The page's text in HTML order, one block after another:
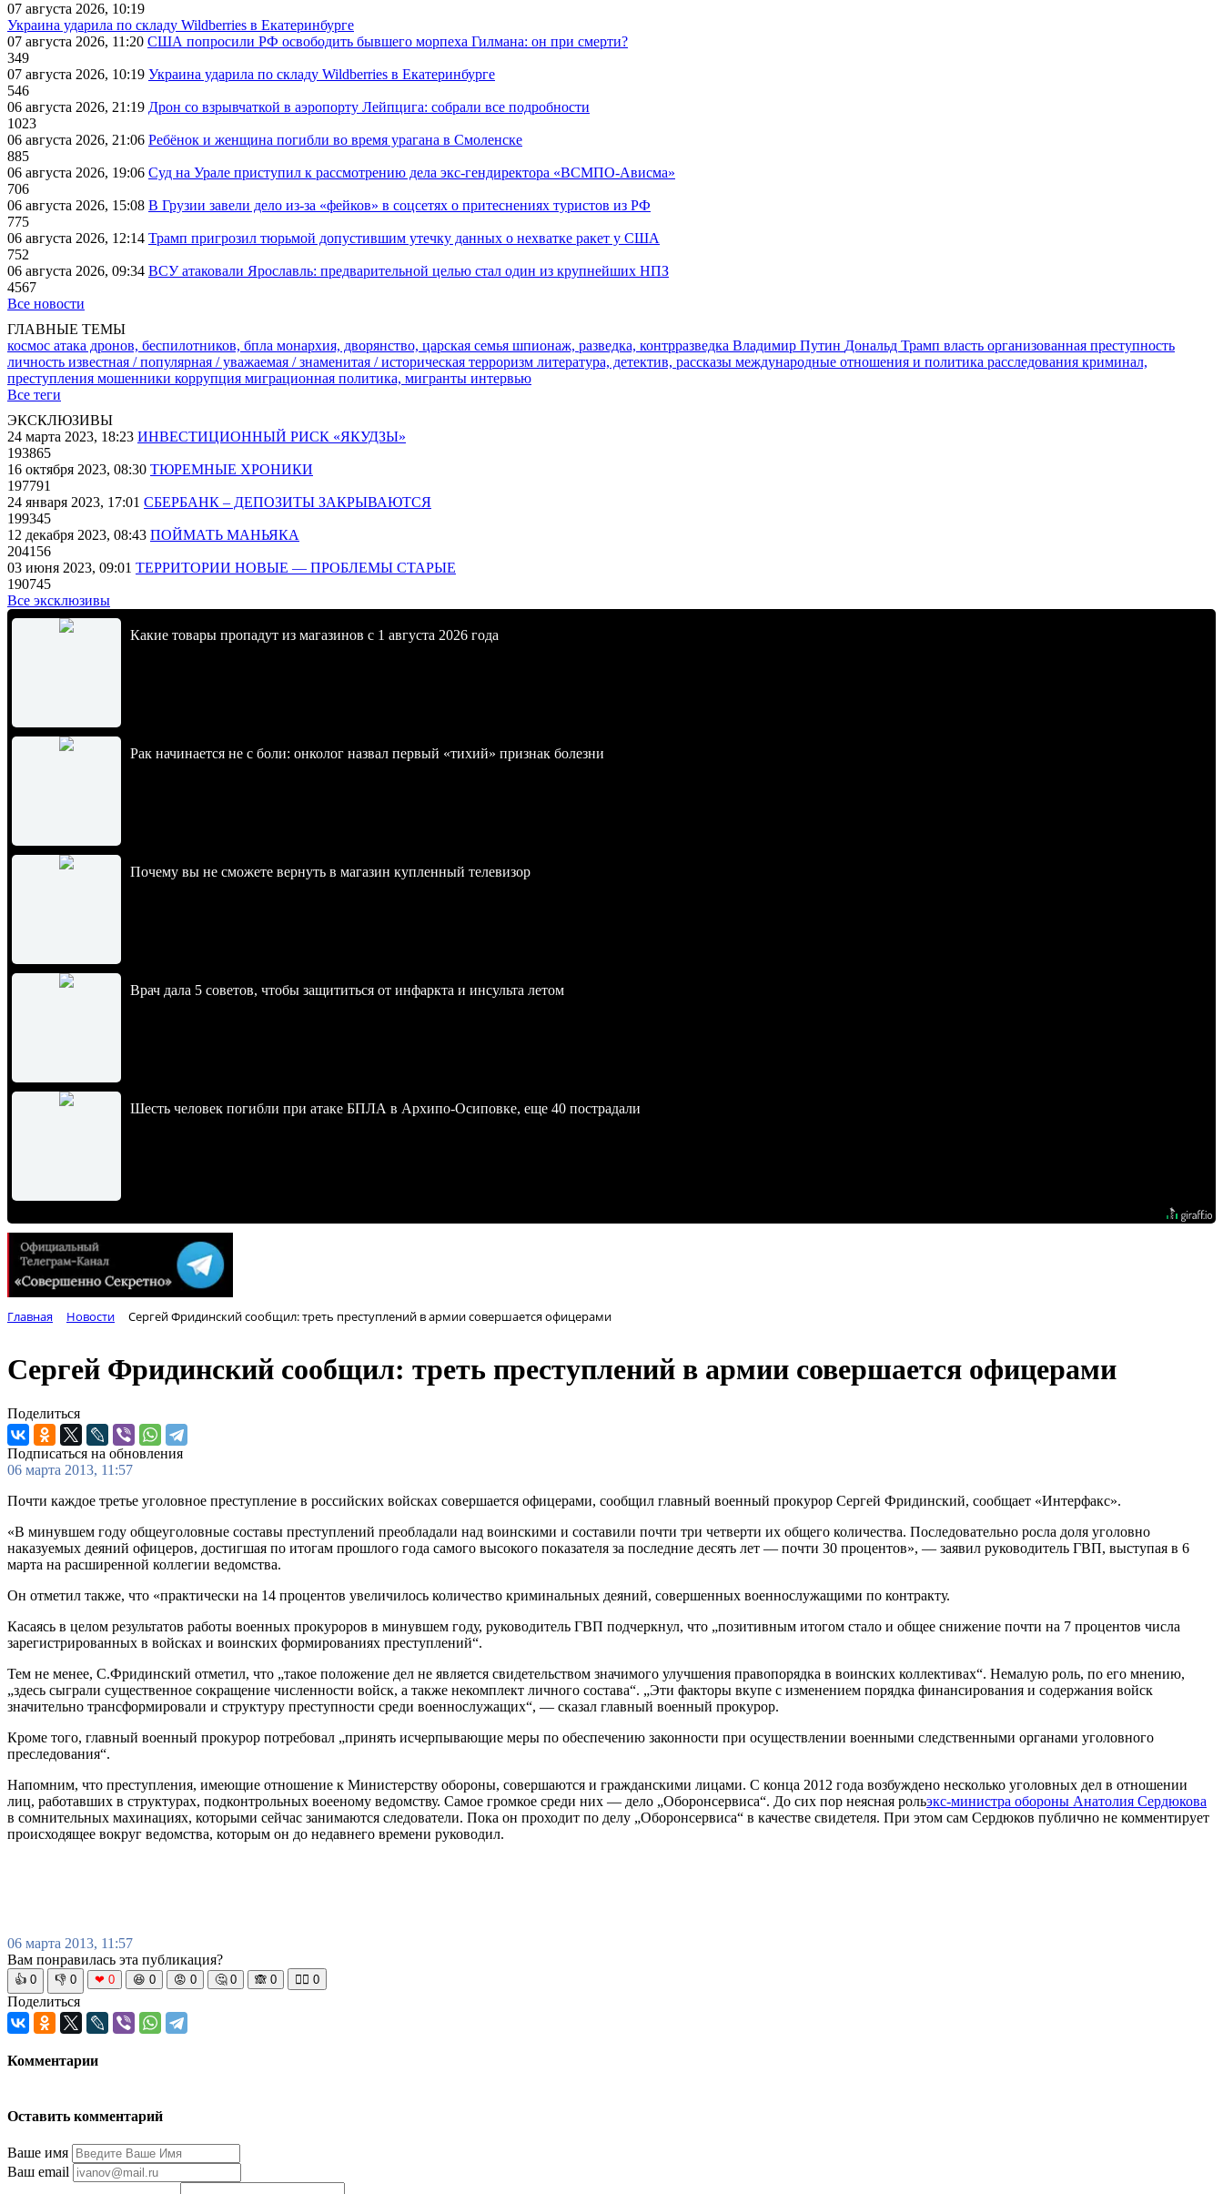
07 августа 2026, 10:19
Украина ударила по складу Wildberries в Екатеринбурге
07 августа 2026, 11:20 США попросили РФ освободить бывшего морпеха Гилмана: он при смерти?
349
07 августа 2026, 10:19 Украина ударила по складу Wildberries в Екатеринбурге
546
06 августа 2026, 21:19 Дрон со взрывчаткой в аэропорту Лейпцига: собрали все подробности
1023
06 августа 2026, 21:06 Ребёнок и женщина погибли во время урагана в Смоленске
885
06 августа 2026, 19:06 Суд на Урале приступил к рассмотрению дела экс-гендиректора «ВСМПО-Ависма»
706
06 августа 2026, 15:08 В Грузии завели дело из-за «фейков» в соцсетях о притеснениях туристов из РФ
775
06 августа 2026, 12:14 Трамп пригрозил тюрьмой допустившим утечку данных о нехватке ракет у США
752
06 августа 2026, 09:34 ВСУ атаковали Ярославль: предварительной целью стал один из крупнейших НПЗ
4567
Все новости
ГЛАВНЫЕ ТЕМЫ
космос атака дронов, беспилотников, бпла монархия, дворянство, царская семья шпионаж, разведка, контрразведка Владимир Путин Дональд Трамп власть организованная преступность
личность известная / популярная / уважаемая / знаменитая / историческая терроризм литература, детектив, рассказы международные отношения и политика расследования криминал,
преступления мошенники коррупция миграционная политика, мигранты интервью
Все теги
ЭКСКЛЮЗИВЫ
24 марта 2023, 18:23 ИНВЕСТИЦИОННЫЙ РИСК «ЯКУДЗЫ»
193865
16 октября 2023, 08:30 ТЮРЕМНЫЕ ХРОНИКИ
197791
24 января 2023, 17:01 СБЕРБАНК – ДЕПОЗИТЫ ЗАКРЫВАЮТСЯ
199345
12 декабря 2023, 08:43 ПОЙМАТЬ МАНЬЯКА
204156
03 июня 2023, 09:01 ТЕРРИТОРИИ НОВЫЕ — ПРОБЛЕМЫ СТАРЫЕ
190745
Все эксклюзивы
Какие товары пропадут из магазинов с 1 августа 2026 года
Рак начинается не с боли: онколог назвал первый «тихий» признак болезни
Почему вы не сможете вернуть в магазин купленный телевизор
Врач дала 5 советов, чтобы защититься от инфаркта и инсульта летом
Шесть человек погибли при атаке БПЛА в Архипо-Осиповке, еще 40 пострадали
Главная Новости Сергей Фридинский сообщил: треть преступлений в армии совершается офицерами
Сергей Фридинский сообщил: треть преступлений в армии совершается офицерами
Поделиться
Подписаться на обновления
06 марта 2013, 11:57
Почти каждое третье уголовное преступление в российских войсках совершается офицерами, сообщил главный военный прокурор Сергей Фридинский, сообщает «Интерфакс».
«В минувшем году общеуголовные составы преступлений преобладали над воинскими и составили почти три четверти их общего количества. Последовательно росла доля уголовно
наказуемых деяний офицеров, достигшая по итогам прошлого года самого высокого показателя за последние десять лет — почти 30 процентов», — заявил руководитель ГВП, выступая в 6
марта на расширенной коллегии ведомства.
Он отметил также, что «практически на 14 процентов увеличилось количество криминальных деяний, совершенных военнослужащими по контракту.
Касаясь в целом результатов работы военных прокуроров в минувшем году, руководитель ГВП подчеркнул, что „позитивным итогом стало и общее снижение почти на 7 процентов числа
зарегистрированных в войсках и воинских формированиях преступлений“.
Тем не менее, С.Фридинский отметил, что „такое положение дел не является свидетельством значимого улучшения правопорядка в воинских коллективах“. Немалую роль, по его мнению,
„здесь сыграли существенное сокращение численности войск, а также некомплект личного состава“. „Эти факторы вкупе с изменением порядка финансирования и содержания войск
значительно трансформировали и структуру преступности среди военнослужащих“, — сказал главный военный прокурор.
Кроме того, главный военный прокурор потребовал „принять исчерпывающие меры по обеспечению законности при осуществлении военными следственными органами уголовного
преследования“.
Напомним, что преступления, имеющие отношение к Министерству обороны, совершаются и гражданскими лицами. С конца 2012 года возбуждено несколько уголовных дел в отношении
лиц, работавших в структурах, подконтрольных воееному ведомству. Самое громкое среди них — дело „Оборонсервиса“. До сих пор неясная рольэкс-министра обороны Анатолия Сердюкова
в сомнительных махинациях, которыми сейчас занимаются следователи. Пока он проходит по делу „Оборонсервиса“ в качестве свидетеля. При этом сам Сердюков публично не комментирует
происходящее вокруг ведомства, которым он до недавнего времени руководил.
06 марта 2013, 11:57
Вам понравилась эта публикация?
👍 0 👎 0 ❤ 0 😆 0 😡 0 🤔 0 🙈 0 🧘‍♀️ 0
Поделиться
Комментарии
Оставить комментарий
Ваше имя
Ваш email